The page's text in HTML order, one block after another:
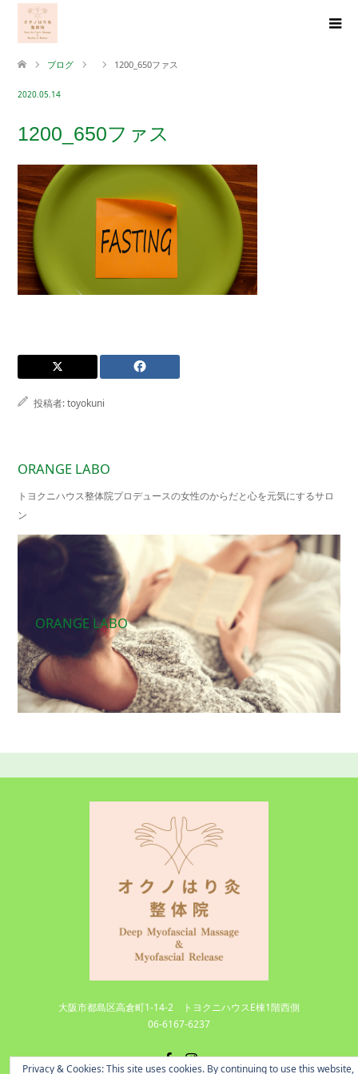
ブログ 1200_650ファス
2020.05.14
1200_650ファス
投稿者:toyokuni
ORANGE LABO
トヨクニハウス整体院プロデュースの女性のからだと心を元気にするサロ
ン
ORANGE LABO
大阪市都島区高倉町1-14-2 トヨクニハウスE棟1階西側
06-6167-6237
Facebook
Instagram
Privacy & Cookies: This site uses cookies. By continuing to use this website,